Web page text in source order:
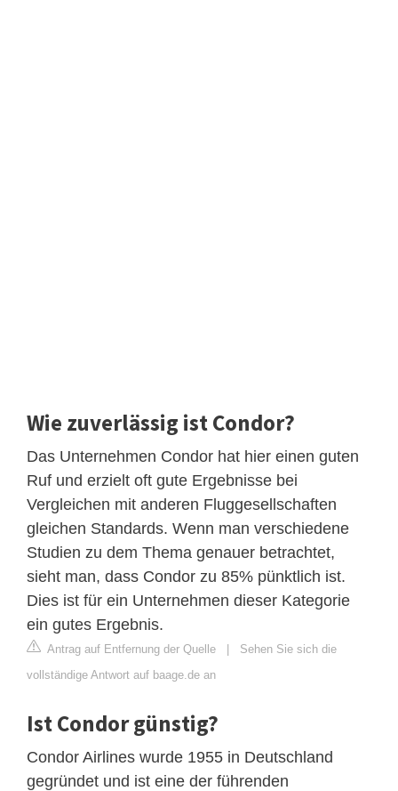
Wie zuverlässig ist Condor?
Das Unternehmen Condor hat hier einen guten
Ruf und erzielt oft gute Ergebnisse bei
Vergleichen mit anderen Fluggesellschaften
gleichen Standards. Wenn man verschiedene
Studien zu dem Thema genauer betrachtet,
sieht man, dass Condor zu 85% pünktlich ist.
Dies ist für ein Unternehmen dieser Kategorie
ein gutes Ergebnis.
Antrag auf Entfernung der Quelle | Sehen Sie sich die
vollständige Antwort auf baage.de an
Ist Condor günstig?
Condor Airlines wurde 1955 in Deutschland
gegründet und ist eine der führenden